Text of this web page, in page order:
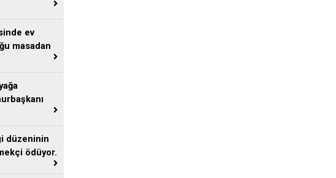
ev
masadan
düzeninin
ödüyor.